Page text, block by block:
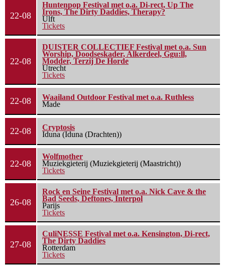
22-08
Huntenpop Festival met o.a. Di-rect, Up The
Irons, The Dirty Daddies, Therapy?
Ulft
Tickets
22-08
DUISTER COLLECTIEF Festival met o.a. Sun
Worship, Doodseskader, Alkerdeel, Ggu:ll,
Modder, Terzij De Horde
Utrecht
Tickets
22-08
Waailand Outdoor Festival met o.a. Ruthless
Made
22-08
Cryptosis
Iduna (Iduna (Drachten))
22-08
Wolfmother
Muziekgieterij (Muziekgieterij (Maastricht))
Tickets
26-08
Rock en Seine Festival met o.a. Nick Cave & the
Bad Seeds, Deftones, Interpol
Parijs
Tickets
27-08
CuliNESSE Festival met o.a. Kensington, Di-rect,
The Dirty Daddies
Rotterdam
Tickets